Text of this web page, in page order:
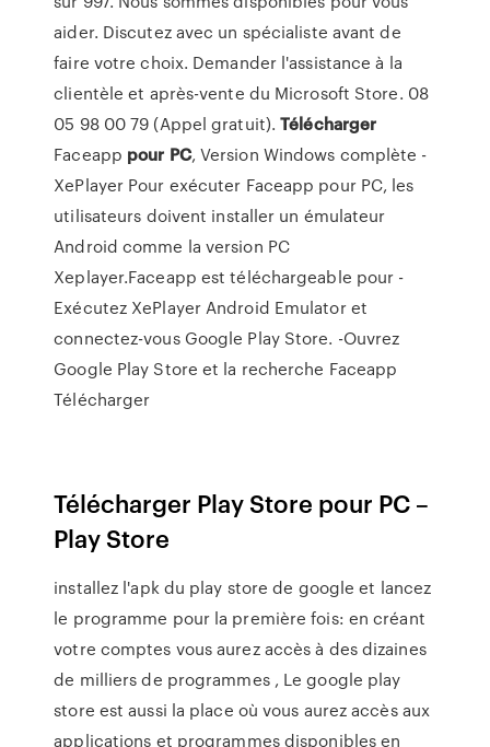
aider. Discutez avec un spécialiste avant de
faire votre choix. Demander l'assistance à la
clientèle et après-vente du Microsoft Store. 08
05 98 00 79 (Appel gratuit).Télécharger
Faceapp pour PC, Version Windows complète -
XePlayer Pour exécuter Faceapp pour PC, les
utilisateurs doivent installer un émulateur
Android comme la version PC
Xeplayer.Faceapp est téléchargeable pour -
Exécutez XePlayer Android Emulator et
connectez-vous Google Play Store. -Ouvrez
Google Play Store et la recherche Faceapp
Télécharger
Télécharger Play Store pour PC –
Play Store
installez l'apk du play store de google et lancez
le programme pour la première fois: en créant
votre comptes vous aurez accès à des dizaines
de milliers de programmes , Le google play
store est aussi la place où vous aurez accès aux
applications et programmes disponibles en